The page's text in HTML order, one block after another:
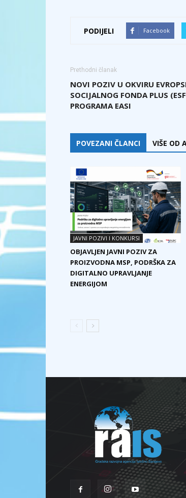
PODIJELI Facebook
Prethodni članak
NOVI POZIV U OKVIRU
SOCIJALNOG FONDA PLUS
PROGRAMA EASI
POVEZANI ČLANCI VIŠE OD
JAVNI POZIVI I KONKURSI
OBJAVLJEN JAVNI POZIV ZA
PROIZVODNA MSP, PODRŠKA ZA
DIGITALNO UPRAVLJANJE
ENERGIJOM